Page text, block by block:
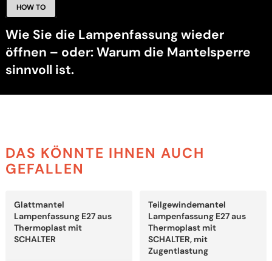
HOW TO
Wie Sie die Lampenfassung wieder
öffnen – oder: Warum die Mantelsperre
sinnvoll ist.
DAS KÖNNTE IHNEN AUCH
GEFALLEN
Glattmantel
Lampenfassung E27 aus
Thermoplast mit
SCHALTER
Produkt
weist
mehrere
Varianten
auf.
Teilgewindemantel
Lampenfassung E27 aus
Thermoplast mit
SCHALTER, mit
Zugentlastung
Produkt
weist
mehrere
Varianten
auf.
Die